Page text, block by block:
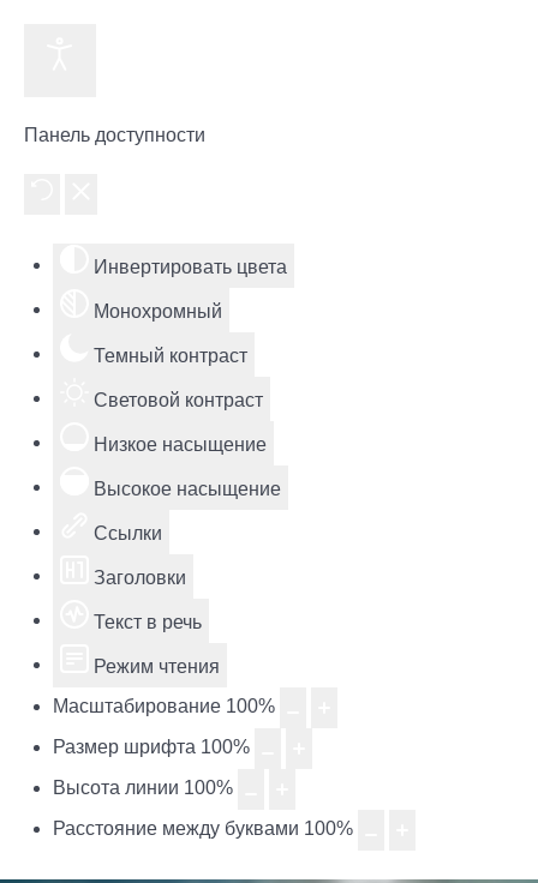
Панель доступности
Инвертировать цвета
Монохромный
Темный контраст
Световой контраст
Низкое насыщение
Высокое насыщение
Ссылки
Заголовки
Текст в речь
Режим чтения
Масштабирование 100%
Размер шрифта 100%
Высота линии 100%
Расстояние между буквами 100%